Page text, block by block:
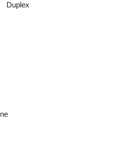
Duplex